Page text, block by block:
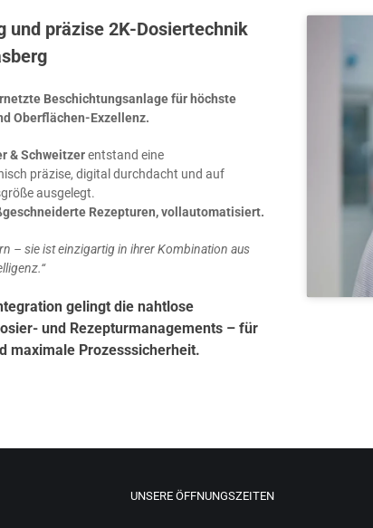
und präzise 2K-Dosiertechnik
Beschich­tungs­an­la­ge für höchs­te
Oberflächen-Exzellenz.
& Schweit­zerent­stand eine
prä­zi­se, digi­tal durch­dacht und auf
ausgelegt.
Rezep­tu­ren, vollautomatisiert.
– sie ist ein­zig­ar­tig in ihrer Kom­bi­na­ti­on aus
gelingt die nahtlose
und Rezepturmanagements – für
maximale Prozesssicherheit.
UNSERE ÖFFNUNGSZEITEN